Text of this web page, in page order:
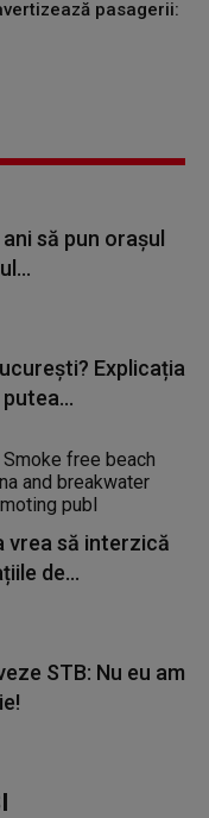
pasagerii:
să pun oraşul
Explicația
vrea să interzică
de...
STB: Nu eu am